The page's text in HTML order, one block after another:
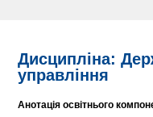
Дисципліна:
управління
Анотація освітнього